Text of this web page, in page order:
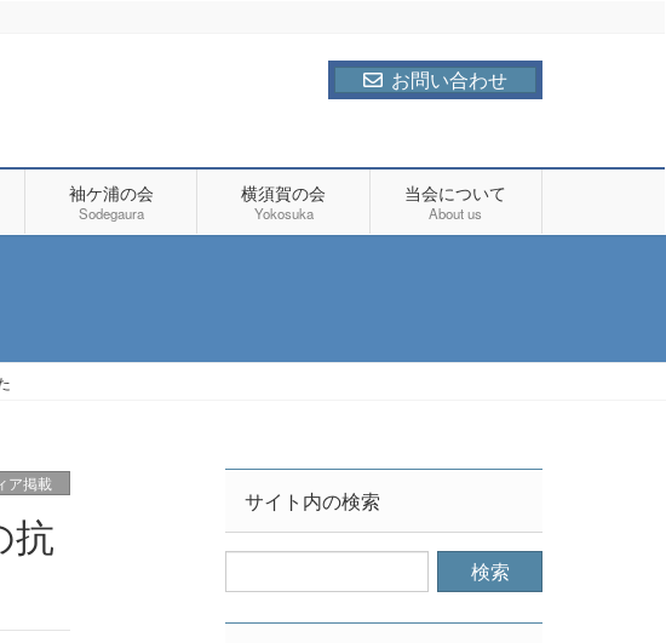
お問い合わせ
袖ケ浦の会
Sodegaura
横須賀の会
Yokosuka
当会について
About us
ア掲載
抗
サイト内の検索